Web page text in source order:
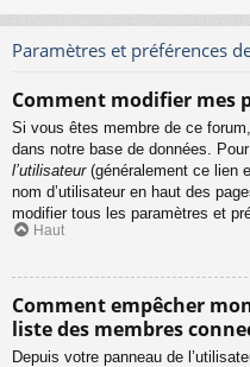
Paramètres et préférences
Comment modifier mes
Si vous êtes membre de ce
dans notre base de données.
l’utilisateur(généralement ce lien
nom d’utilisateur en haut des
modifier tous les paramètres et
Haut
Comment empêcher
liste des membres
Depuis votre panneau de